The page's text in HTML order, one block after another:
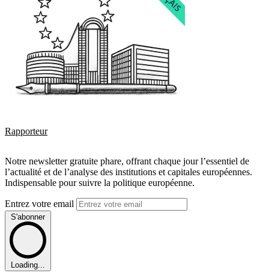
Rapporteur
Notre newsletter gratuite phare, offrant chaque jour l’essentiel de
l’actualité et de l’analyse des institutions et capitales européennes.
Indispensable pour suivre la politique européenne.
Entrez votre email
S'abonner
Loading...